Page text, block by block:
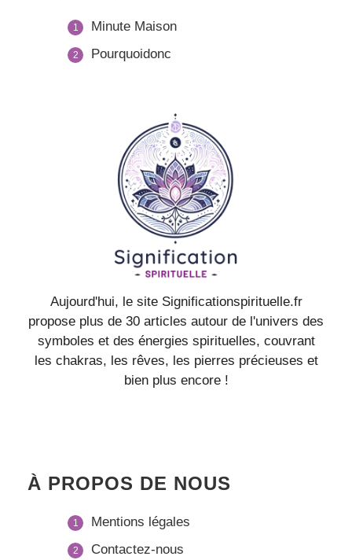
Minute Maison
Pourquoidonc
Aujourd'hui, le site Significationspirituelle.fr
propose plus de 30 articles autour de l'univers des
symboles et des énergies spirituelles, couvrant
les chakras, les rêves, les pierres précieuses et
bien plus encore !
À PROPOS DE NOUS
Mentions légales
Contactez-nous